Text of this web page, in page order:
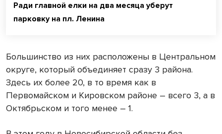
Ради главной елки на два месяца уберут
парковку на пл. Ленина
Большинство из них расположены в Центральном
округе, который объединяет сразу 3 района.
Здесь их более 20, в то время как в
Первомайском и Кировском районе – всего 3, а в
Октябрьском и того менее – 1.